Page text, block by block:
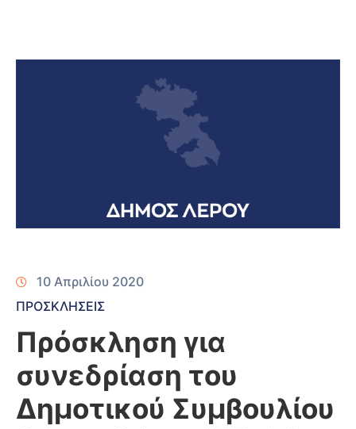
10 Απριλίου 2020
ΠΡΟΣΚΛΗΣΕΙΣ
Πρόσκληση για
συνεδρίαση του
Δημοτικού Συμβουλίου